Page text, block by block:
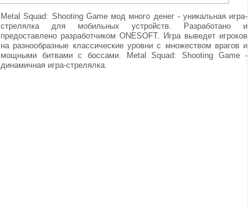
Metal Squad: Shooting Game мод много денег - уникальная игра-
стрелялка для мобильных устройств. Разработано и
предоставлено разработчиком ONESOFT. Игра выведет игроков
на разнообразные классические уровни с множеством врагов и
мощными битвами с боссами. Metal Squad: Shooting Game -
динамичная игра-стрелялка.